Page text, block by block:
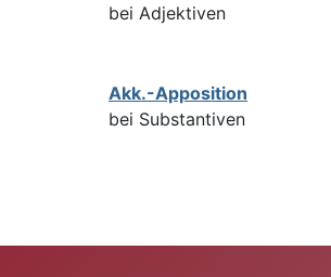
bei Adjektiven
Akk.-Apposition
bei Substantiven